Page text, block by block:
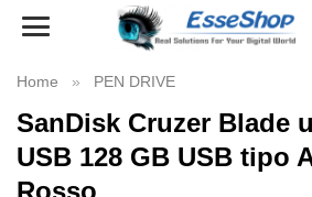
Toggle
Home PEN DRIVE
SanDisk Cruzer Blade
USB 128 GB USB tipo